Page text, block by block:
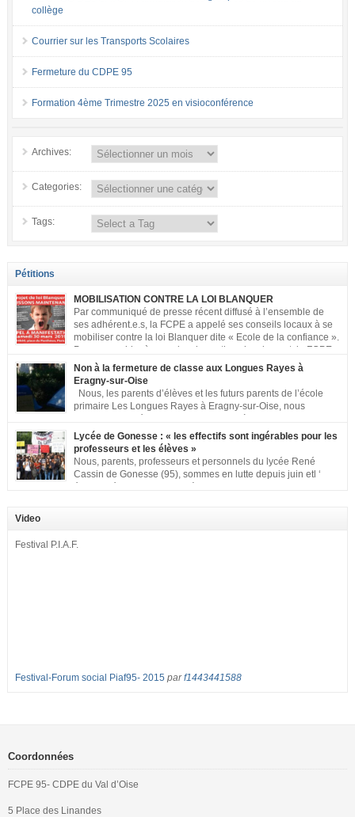
collège
Courrier sur les Transports Scolaires
Fermeture du CDPE 95
Formation 4ème Trimestre 2025 en visioconférence
Archives:
Categories:
Tags:
Pétitions
MOBILISATION CONTRE LA LOI BLANQUER
Par communiqué de presse récent diffusé à l’ensemble de
ses adhérent.e.s, la FCPE a appelé ses conseils locaux à se
mobiliser contre la loi Blanquer dite « Ecole de la confiance ».
Pour vous aider à organiser les actions localement, la FCPE
met à votre disposition ce kit de mobilisation comprenant : 1 affiche
appelant […]
Non à la fermeture de classe aux Longues Rayes à
Eragny-sur-Oise
Nous, les parents d’élèves et les futurs parents de l’école
primaire Les Longues Rayes à Eragny-sur-Oise, nous
signons cette pétition pour dire « NON à la fermeture de
classe aux Longues Rayes ». Non à la dégradation continue des conditions
d’accueil et d’apprentissage de nos enfants à l’école primaire. Chaque
enfant a droit à […]
Lycée de Gonesse : « les effectifs sont ingérables pour les
professeurs et les élèves »
Nous, parents, professeurs et personnels du lycée René
Cassin de Gonesse (95), sommes en lutte depuis juin etl ‘
équipe pédagogique en grève depuis le vendredi 2
nombreuses classes de première et […]
Video
Festival P.I.A.F.
Festival-Forum social Piaf95- 2015 parf1443441588
Coordonnées
FCPE 95- CDPE du Val d’Oise
5 Place des Linandes